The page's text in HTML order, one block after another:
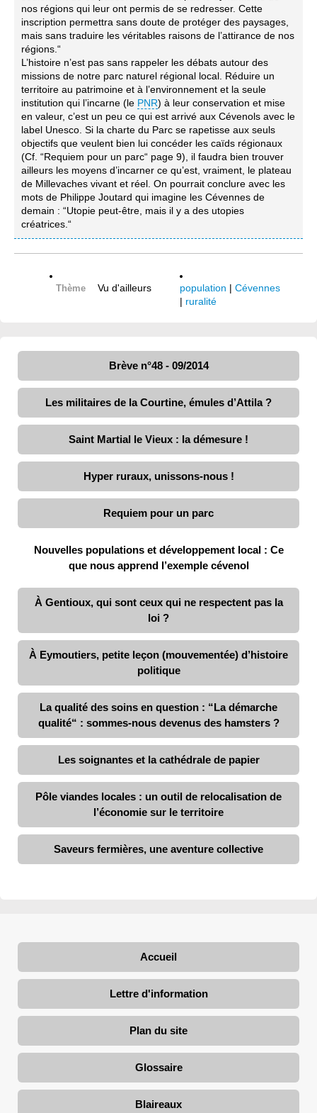
nos régions qui leur ont permis de se redresser. Cette
inscription permettra sans doute de protéger des paysages,
mais sans traduire les véritables raisons de l’attirance de nos
régions.“
L’histoire n’est pas sans rappeler les débats autour des
missions de notre parc naturel régional local. Réduire un
territoire au patrimoine et à l’environnement et la seule
institution qui l’incarne (le PNR) à leur conservation et mise
en valeur, c’est un peu ce qui est arrivé aux Cévenols avec le
label Unesco. Si la charte du Parc se rapetisse aux seuls
objectifs que veulent bien lui concéder les caïds régionaux
(Cf. “Requiem pour un parc“ page 9), il faudra bien trouver
ailleurs les moyens d’incarner ce qu’est, vraiment, le plateau
de Millevaches vivant et réel. On pourrait conclure avec les
mots de Philippe Joutard qui imagine les Cévennes de
demain : “Utopie peut-être, mais il y a des utopies
créatrices.“
Thème Vu d'ailleurs population | Cévennes
| ruralité
Brève n°48 - 09/2014
Les militaires de la Courtine, émules d’Attila ?
Saint Martial le Vieux : la démesure !
Hyper ruraux, unissons-nous !
Requiem pour un parc
Nouvelles populations et développement local : Ce
que nous apprend l’exemple cévenol
À Gentioux, qui sont ceux qui ne respectent pas la
loi ?
À Eymoutiers, petite leçon (mouvementée) d’histoire
politique
La qualité des soins en question : “La démarche
qualité“ : sommes-nous devenus des hamsters ?
Les soignantes et la cathédrale de papier
Pôle viandes locales : un outil de relocalisation de
l’économie sur le territoire
Saveurs fermières, une aventure collective
Accueil
Lettre d'information
Plan du site
Glossaire
Blaireaux